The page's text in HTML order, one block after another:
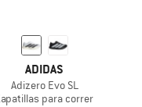
ADIDAS
Adizero Evo SL
para correr